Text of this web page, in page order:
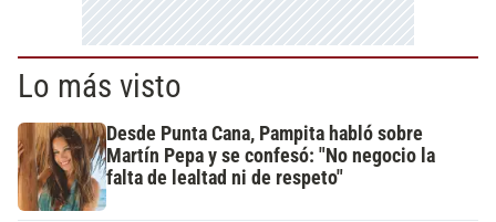
Lo más visto
Desde Punta Cana, Pampita habló sobre
Martín Pepa y se confesó: "No negocio la
falta de lealtad ni de respeto"